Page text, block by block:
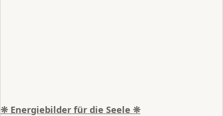
❊ Energiebilder für die Seele ❊